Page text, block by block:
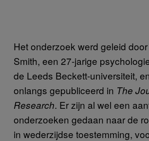
Het onderzoek werd geleid
Smith, een 27-jarige
de Leeds Beckett-universiteit,
onlangs gepubliceerd in The
Research. Er zijn al wel een
onderzoeken gedaan naar de
in wederzijdse toestemming,